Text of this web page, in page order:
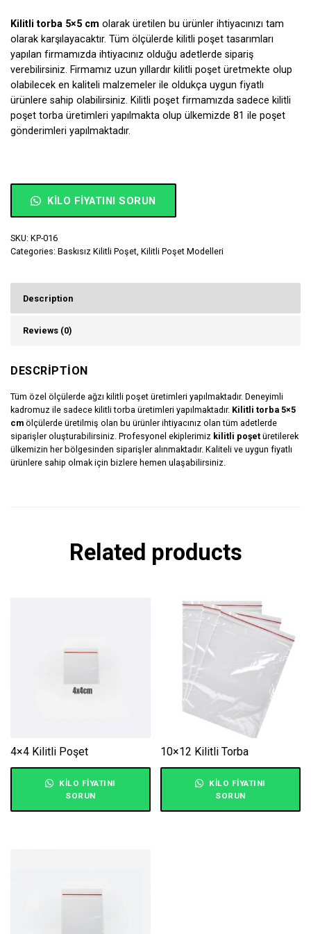
Kilitli torba 5×5 cm olarak üretilen bu ürünler ihtiyacınızı tam
olarak karşılayacaktır. Tüm ölçülerde kilitli poşet tasarımları
yapılan firmamızda ihtiyacınız olduğu adetlerde sipariş
verebilirsiniz. Firmamız uzun yıllardır kilitli poşet üretmekte olup
olabilecek en kaliteli malzemeler ile oldukça uygun fiyatlı
ürünlere sahip olabilirsiniz. Kilitli poşet firmamızda sadece kilitli
poşet torba üretimleri yapılmakta olup ülkemizde 81 ile poşet
gönderimleri yapılmaktadır.
KILO FIYATINI SORUN
SKU: KP-016
Categories: Baskısız Kilitli Poşet, Kilitli Poşet Modelleri
Description
Reviews (0)
DESCRIPTION
Tüm özel ölçülerde ağzı kilitli poşet üretimleri yapılmaktadır. Deneyimli
kadromuz ile sadece kilitli torba üretimleri yapılmaktadır. Kilitli torba 5×5
cm ölçülerde üretilmiş olan bu ürünler ihtiyacınız olan tüm adetlerde
siparişler oluşturabilirsiniz. Profesyonel ekiplerimiz kilitli poşet üretilerek
ülkemizin her bölgesinden siparişler alınmaktadır. Kaliteli ve uygun fiyatlı
ürünlere sahip olmak için bizlere hemen ulaşabilirsiniz.
Related products
4×4 Kilitli Poşet
KILO FIYATINI
SORUN
10×12 Kilitli Torba
KILO FIYATINI
SORUN